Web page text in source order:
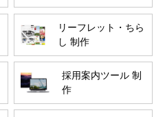
リーフレット・ちら
し 制作
採用案内ツール 制
作